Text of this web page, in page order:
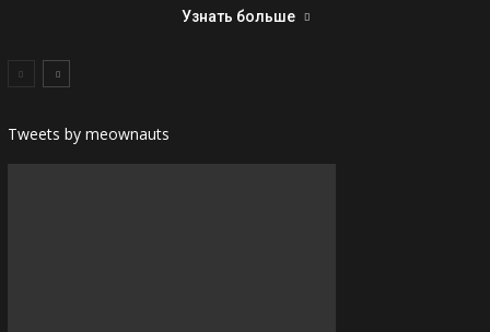
Узнать больше
Tweets by meownauts